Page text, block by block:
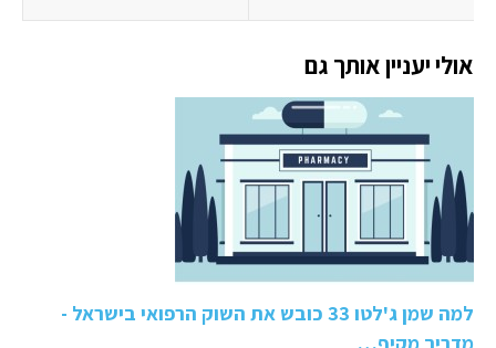
אולי יעניין אותך גם
למה שמן ג'לטו 33 כובש את השוק הרפואי בישראל -